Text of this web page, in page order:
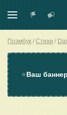
Поэмбук Стихи
⭐Ваш